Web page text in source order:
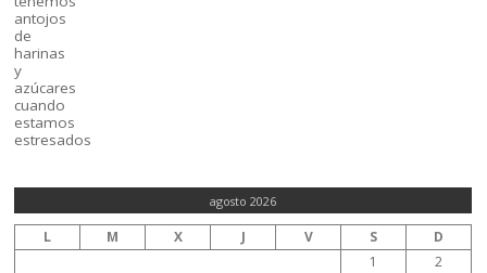
agosto 2026
L M X J V S
D
1
2